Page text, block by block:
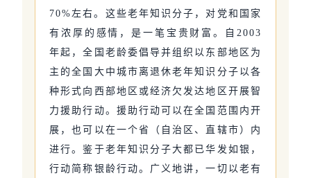
70%左右。这些老年知识分子，对党和国家
有浓厚的感情，是一笔宝贵财富。自2003
年起，全国老龄委倡导并组织以东部地区为
主的全国大中城市离退休老年知识分子以各
种形式向西部地区或经济欠发达地区开展智
力援助行动。援助行动可以在全国范围内开
展，也可以在一个省（自治区、直辖市）内
进行。鉴于老年知识分子大都已华发如银，
行动简称银龄行动。广义地讲，一切以老有